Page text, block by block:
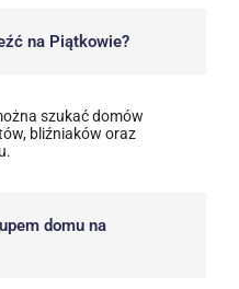
na Piątkowie?
szukać domów
bliźniaków oraz
domu na